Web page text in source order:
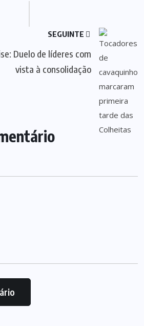
SEGUINTE
Duelo de líderes com
vista à consolidação